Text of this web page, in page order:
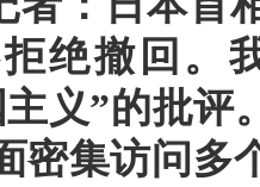
绝撤回。
义”的批评
密集访问多